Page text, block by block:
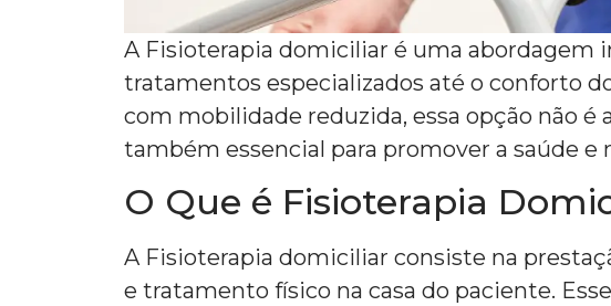
A Fisioterapia domiciliar é uma abordagem
tratamentos especializados até o conforto
com mobilidade reduzida, essa opção não é
também essencial para promover a saúde e
O Que é Fisioterapia
A Fisioterapia domiciliar consiste na
e tratamento físico na casa do paciente.